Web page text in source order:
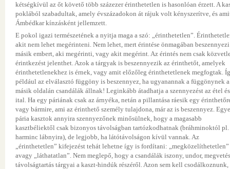
kétségkívül az őt követő több százezer érinthetetlen is hasonlóan érzett. A
poklából szabadultak, amely évszázadokon át rájuk volt kényszerítve, és
Ámbédkar kínzásként jellemzett.
E pokol igazi természetének a nyitja maga a szó: „érinthetetlen”.
akit nem lehet megérinteni. Nem lehet, mert érintése önmagában
másik embert, aki megérinti, vagy akit megérint. Az érintés nem csak
érintkezést jelenthet. Azok a tárgyak is beszennyezik az érinthetőt, amelyek
érinthetetlenekhez is érnek, vagy amit előzőleg érinthetetlenek megfogtak.
például az elválasztó függöny is beszennyez, ha ugyanannak a függönynek a
másik oldalán csandálák állnak! Leginkább átadhatja a szennyezést az étel
ital. Ha egy páriának csak az árnyéka, netán a pillantása ráesik egy
vagy bármire, ami az érinthető személy tulajdona, már az is beszennyez.
pária kasztok annyira szennyezőnek minősülnek, hogy a magasabb
kasztbéliektől csak bizonyos távolságban tartózkodhatnak (bráhminoktól pl.
harminc lábnyira), de legjobb, ha látótávolságon kívül vannak. Az
„érinthetetlen” kifejezést tehát lehetne így is fordítani: „megközelíthetetlen”
avagy „láthatatlan”. Nem meglepő, hogy a csandálák iszony, undor,
távolságtartás tárgyai a kaszt-hindúk részéről. Azon sem kell csodálkoznunk,